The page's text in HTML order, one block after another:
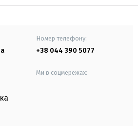
Номер телефону:
+38 044 390 5077
Ми в соцмережах: